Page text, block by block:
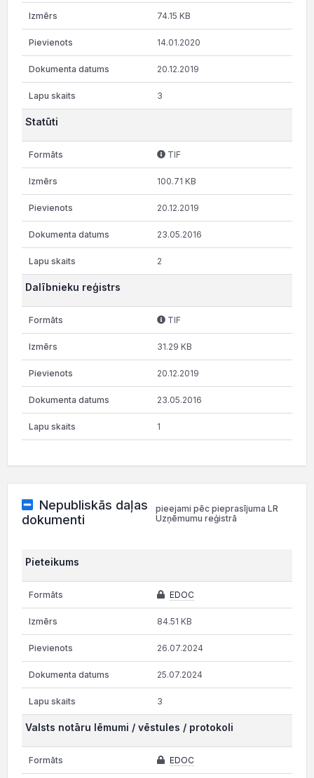
74.15 KB
14.01.2020
20.12.2019
3
Statūti
TIF
100.71 KB
20.12.2019
23.05.2016
2
Dalībnieku reģistrs
TIF
31.29 KB
20.12.2019
23.05.2016
1
Nepubliskās daļas
dokumenti
pieejami pēc pieprasījuma LR
Uzņēmumu reģistrā
Pieteikums
EDOC
84.51 KB
26.07.2024
25.07.2024
3
Valsts notāru lēmumi / vēstules / protokoli
EDOC